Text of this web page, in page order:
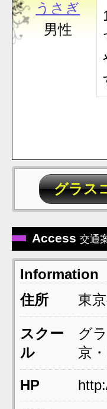
うさぎ
男性
グラス
Access 交通
Information
住所
東
スクー
ル
グ
京
HP